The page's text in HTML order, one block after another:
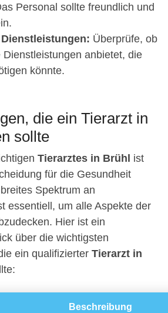
Personal sollte freundlich und
Überprüfe, ob
Dienstleistungen anbietet, die
könnte.
die ein Tierarzt in
sollte
Tierarztes in Brühl ist
für die Gesundheit
Spektrum an
essentiell, um alle Aspekte der
Hier ist ein
über die wichtigsten
ein qualifizierter Tierarzt in
Beschreibung